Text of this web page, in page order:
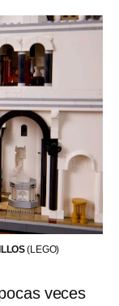
(LEGO)
veces